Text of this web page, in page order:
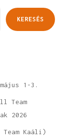
KERESÉS
1-3.
Team
2026
Kaáli)